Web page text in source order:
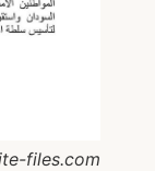
files.com